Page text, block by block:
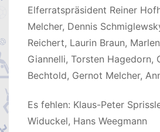
Elferratspräsident Reiner
Melcher, Dennis
Reichert, Laurin Braun,
Giannelli, Torsten Hagedorn,
Bechtold, Gernot Melcher,
Es fehlen: Klaus-Peter
Widuckel, Hans Weegmann